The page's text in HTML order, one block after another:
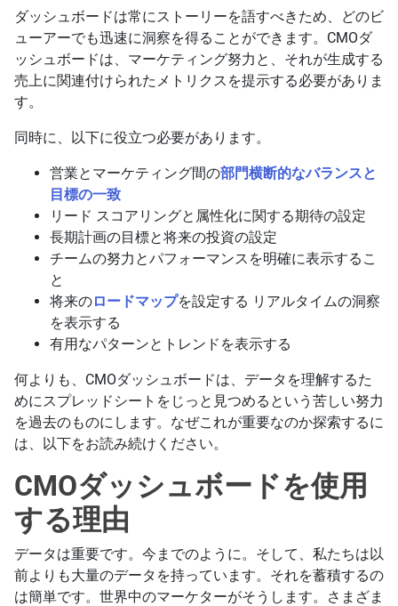
ダッシュボードは常にストーリーを語すべきため、どのビ
ューアーでも迅速に洞察を得ることができます。CMOダ
ッシュボードは、マーケティング努力と、それが生成する
売上に関連付けられたメトリクスを提示する必要がありま
す。
同時に、以下に役立つ必要があります。
営業とマーケティング間の部門横断的なバランスと
目標の一致
リード スコアリングと属性化に関する期待の設定
長期計画の目標と将来の投資の設定
チームの努力とパフォーマンスを明確に表示するこ
と
将来のロードマップを設定する リアルタイムの洞察
を表示する
有用なパターンとトレンドを表示する
何よりも、CMOダッシュボードは、データを理解するた
めにスプレッドシートをじっと見つめるという苦しい努力
を過去のものにします。なぜこれが重要なのか探索するに
は、以下をお読み続けください。
CMOダッシュボードを使用
する理由
データは重要です。今までのように。そして、私たちは以
前よりも大量のデータを持っています。それを蓄積するの
は簡単です。世界中のマーケターがそうします。さまざま